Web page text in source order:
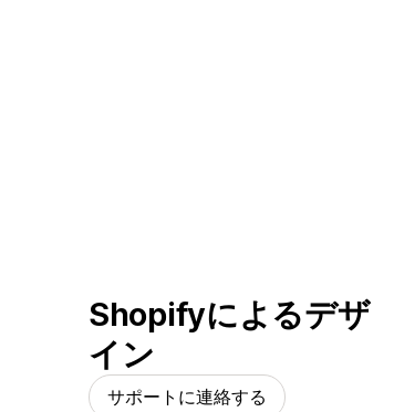
Shopifyによるデザ
イン
サポートに連絡する